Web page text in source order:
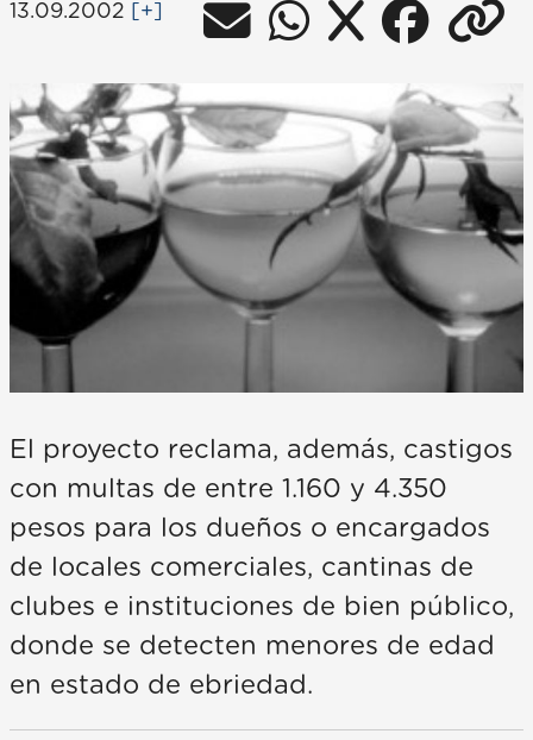
13.09.2002 [+]
El proyecto reclama, además, castigos
con multas de entre 1.160 y 4.350
pesos para los dueños o encargados
de locales comerciales, cantinas de
clubes e instituciones de bien público,
donde se detecten menores de edad
en estado de ebriedad.